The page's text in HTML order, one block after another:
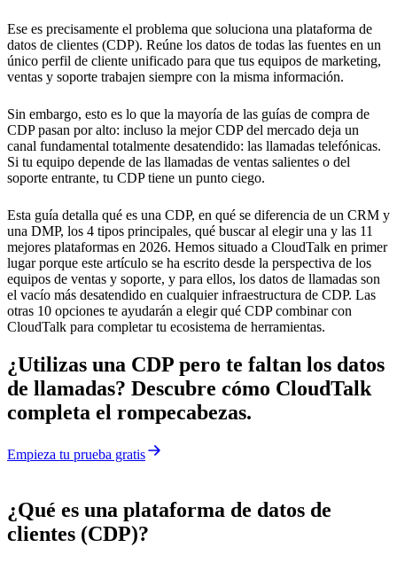
Ese es precisamente el problema que soluciona una plataforma de
datos de clientes (CDP). Reúne los datos de todas las fuentes en un
único perfil de cliente unificado para que tus equipos de marketing,
ventas y soporte trabajen siempre con la misma información.
Sin embargo, esto es lo que la mayoría de las guías de compra de
CDP pasan por alto: incluso la mejor CDP del mercado deja un
canal fundamental totalmente desatendido: las llamadas telefónicas.
Si tu equipo depende de las llamadas de ventas salientes o del
soporte entrante, tu CDP tiene un punto ciego.
Esta guía detalla qué es una CDP, en qué se diferencia de un CRM y
una DMP, los 4 tipos principales, qué buscar al elegir una y las 11
mejores plataformas en 2026. Hemos situado a CloudTalk en primer
lugar porque este artículo se ha escrito desde la perspectiva de los
equipos de ventas y soporte, y para ellos, los datos de llamadas son
el vacío más desatendido en cualquier infraestructura de CDP. Las
otras 10 opciones te ayudarán a elegir qué CDP combinar con
CloudTalk para completar tu ecosistema de herramientas.
¿Utilizas una CDP pero te faltan los datos
de llamadas? Descubre cómo CloudTalk
completa el rompecabezas.
Empieza tu prueba gratis
¿Qué es una plataforma de datos de
clientes (CDP)?